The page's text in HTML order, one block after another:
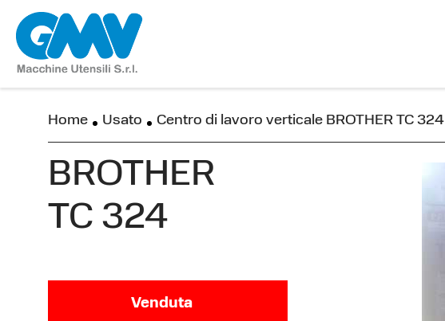
Home Usato Centro di lavoro verticale BROTHER TC 324
BROTHER
TC 324
Venduta